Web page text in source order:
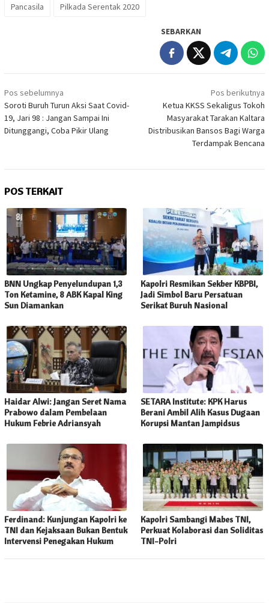
Pancasila
Pilkada Serentak 2020
SEBARKAN
Navigasi
pos
Pos sebelumnya
Soroti Buruh Turun Aksi Saat Covid-
19, Jari 98 : Jangan Sampai Ini
Ditunggangi, Coba Pikir Ulang
Pos berikutnya
Ketua KKSS Sekaligus Tokoh
Masyarakat Tarakan Kaltara
Distribusikan Bansos Bagi Warga
Terdampak Bencana
POS TERKAIT
BNN Ungkap Penyelundupan 1,3
Ton Ketamine, 8 ABK Kapal King
Sun Diamankan
Kapolri Resmikan Sekber KBPBI,
Jadi Simbol Baru Persatuan
Serikat Buruh Nasional
Haidar Alwi: Jangan Seret Nama
Prabowo dalam Pembelaan
Hukum Febrie Adriansyah
SETARA Institute: KPK Harus
Berani Ambil Alih Kasus Dugaan
Korupsi Mantan Jampidsus
Ferdinand: Kunjungan Kapolri ke
TNI dan Kejaksaan Bukan Bentuk
Intervensi Penegakan Hukum
Kapolri Sambangi Mabes TNI,
Perkuat Kolaborasi dan Soliditas
TNI-Polri